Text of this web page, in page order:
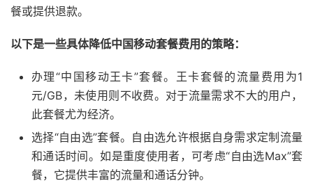
餐或提供退款。
以下是一些具体降低中国移动套餐费用的策略：
办理“中国移动王卡”套餐。王卡套餐的流量费用为1
元/GB，未使用则不收费。对于流量需求不大的用户，
此套餐尤为经济。
选择“自由选”套餐。自由选允许根据自身需求定制流量
和通话时间。如是重度使用者，可考虑“自由选Max”套
餐，它提供丰富的流量和通话分钟。